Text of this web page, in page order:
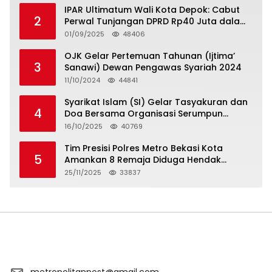
2
IPAR Ultimatum Wali Kota Depok: Cabut
Perwal Tunjangan DPRD Rp40 Juta dalam
5 Hari atau Hadapi Aksi Rakyat
01/09/2025 48406
3
OJK Gelar Pertemuan Tahunan (Ijtima’
Sanawi) Dewan Pengawas Syariah 2024
11/10/2024 44841
4
Syarikat Islam (SI) Gelar Tasyakuran dan
Doa Bersama Organisasi Serumpun
Syarikat Islam Doa
16/10/2025 40769
5
Tim Presisi Polres Metro Bekasi Kota
Amankan 8 Remaja Diduga Hendak
Tawuran
25/11/2025 33837